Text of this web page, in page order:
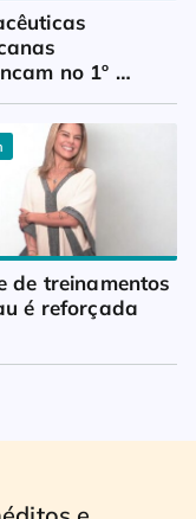
no 1º
de treinamentos
é reforçada